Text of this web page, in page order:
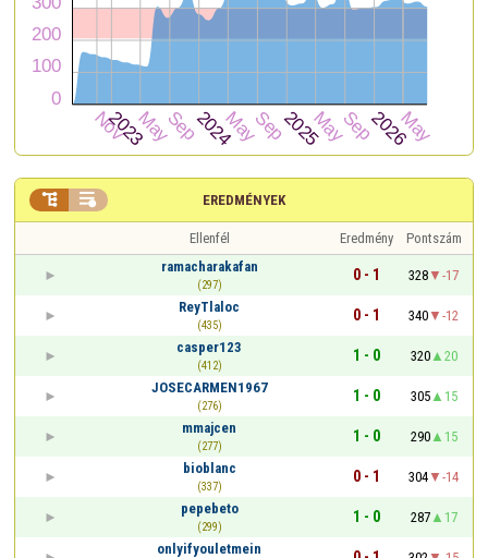
EREDMÉNYEK
 
Ellenfél Eredmény
Pontszám
ramacharakafan
(297)
0 - 1 328
-17
ReyTlaloc
(435)
0 - 1 340
-12
casper123
(412)
1 - 0 320
20
JOSECARMEN1967
(276)
1 - 0 305
15
mmajcen
(277)
1 - 0 290
15
bioblanc
(337)
0 - 1 304
-14
pepebeto
(299)
1 - 0 287
17
onlyifyouletmein